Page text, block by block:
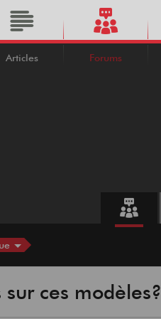
Articles Forums
ces modèles?